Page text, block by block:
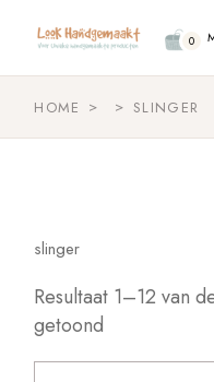
content
0
HOME SLINGER
slinger
Resultaat 1–12 van
getoond